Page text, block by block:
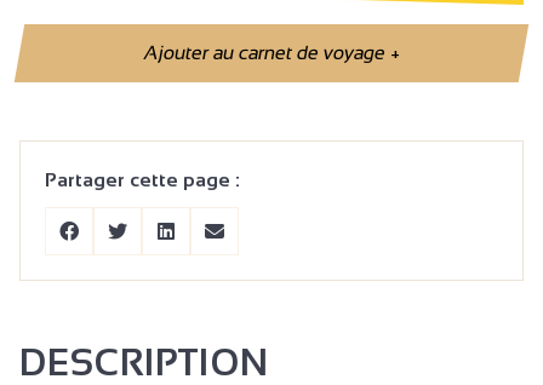
Ajouter au carnet de voyage+
Partager cette page :
DESCRIPTION